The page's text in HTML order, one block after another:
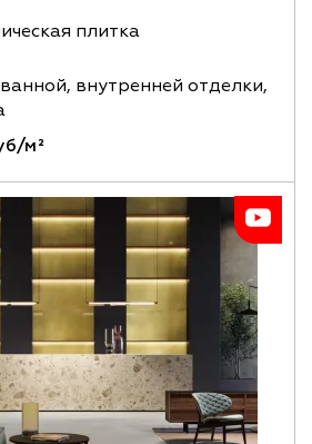
плитка
внутренней отделки,
м²